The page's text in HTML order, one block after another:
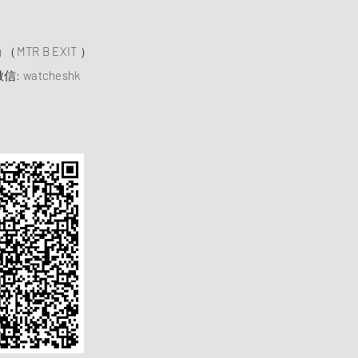
MTR B EXIT ）
信: watcheshk